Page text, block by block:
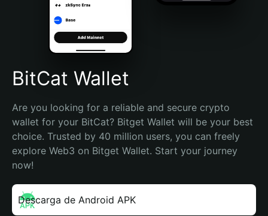
Português (Brasil)
Español (Argentina)
BitCat Wallet
Are you looking for a reliable and secure crypto
wallet for your BitCat? Bitget Wallet will be your best
choice. Trusted by 40 million users, you can freely
explore Web3 on Bitget Wallet. Start your journey
now!
Descarga de Android APK